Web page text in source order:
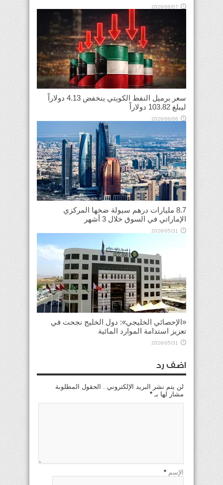
2026/06/07
سعر برميل النفط الكويتي ينخفض 4.13 دولاراً
ليبلغ 103.82 دولاراً
2026/06/06
8.7 مليارات درهم سيولة ضخها المركزي
الإماراتي في السوق خلال 3 أشهر
2026/05/31
«الإحصائي الخليجي»: دول الخليج نجحت في
تعزيز استدامة الموارد المائية
2026/05/31
اضف رد
لن يتم نشر البريد الإلكتروني . الحقول المطلوبة
مشار لها بـ *
الإسم *